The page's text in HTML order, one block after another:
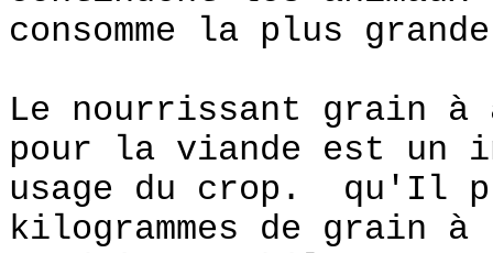
consomme la plus
Le nourrissant grain à
pour la viande est un
usage du crop. qu'Il
kilogrammes de grain à